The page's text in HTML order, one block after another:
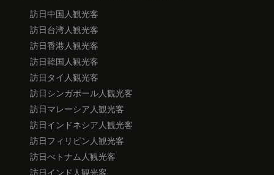
訪日中国人観光客
訪日台湾人観光客
訪日香港人観光客
訪日韓国人観光客
訪日タイ人観光客
訪日シンガポール人観光客
訪日マレーシア人観光客
訪日インドネシア人観光客
訪日フィリピン人観光客
訪日べトナム人観光客
訪日インド人観光客